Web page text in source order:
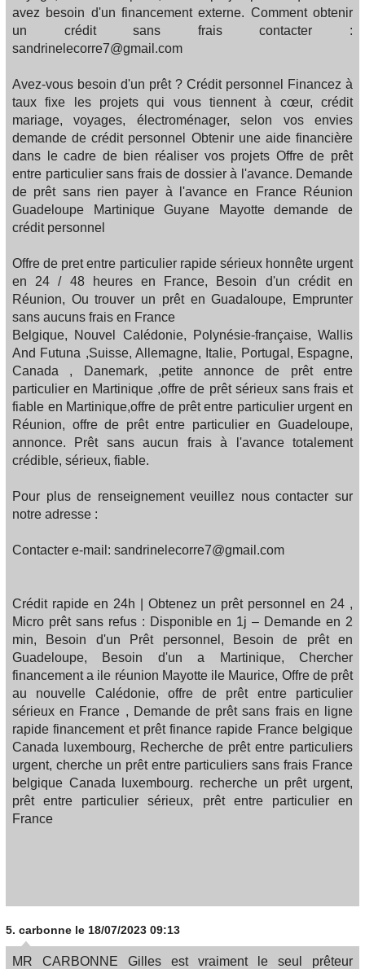
avez besoin d'un financement externe. Comment obtenir
un crédit sans frais contacter :
sandrinelecorre7@gmail.com
Avez-vous besoin d'un prêt ? Crédit personnel Financez à
taux fixe les projets qui vous tiennent à cœur, crédit
mariage, voyages, électroménager, selon vos envies
demande de crédit personnel Obtenir une aide financière
dans le cadre de bien réaliser vos projets Offre de prêt
entre particulier sans frais de dossier à l'avance. Demande
de prêt sans rien payer à l'avance en France Réunion
Guadeloupe Martinique Guyane Mayotte demande de
crédit personnel
Offre de pret entre particulier rapide sérieux honnête urgent
en 24 / 48 heures en France, Besoin d'un crédit en
Réunion, Ou trouver un prêt en Guadaloupe, Emprunter
sans aucuns frais en France
Belgique, Nouvel Calédonie, Polynésie-française, Wallis
And Futuna ,Suisse, Allemagne, Italie, Portugal, Espagne,
Canada , Danemark, ,petite annonce de prêt entre
particulier en Martinique ,offre de prêt sérieux sans frais et
fiable en Martinique,offre de prêt entre particulier urgent en
Réunion, offre de prêt entre particulier en Guadeloupe,
annonce. Prêt sans aucun frais à l'avance totalement
crédible, sérieux, fiable.
Pour plus de renseignement veuillez nous contacter sur
notre adresse :
Contacter e-mail: sandrinelecorre7@gmail.com
Crédit rapide en 24h | Obtenez un prêt personnel en 24 ,
Micro prêt sans refus : Disponible en 1j – Demande en 2
min, Besoin d'un Prêt personnel, Besoin de prêt en
Guadeloupe, Besoin d'un a Martinique, Chercher
financement a ile réunion Mayotte ile Maurice, Offre de prêt
au nouvelle Calédonie, offre de prêt entre particulier
sérieux en France , Demande de prêt sans frais en ligne
rapide financement et prêt finance rapide France belgique
Canada luxembourg, Recherche de prêt entre particuliers
urgent, cherche un prêt entre particuliers sans frais France
belgique Canada luxembourg. recherche un prêt urgent,
prêt entre particulier sérieux, prêt entre particulier en
France
5. carbonne le 18/07/2023 09:13
MR CARBONNE Gilles est vraiment le seul prêteur